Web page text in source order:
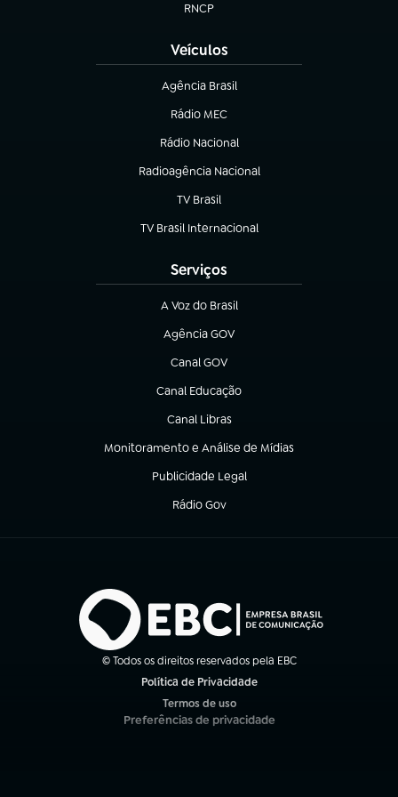
RNCP
(abre em nova aba)
Veículos
Agência Brasil
(abre em nova aba)
Rádio MEC
(abre em nova aba)
Rádio Nacional
Radioagência Nacional
(abre em nova aba)
TV Brasil
(abre em nova aba)
TV Brasil Internacional
(abre em nova aba)
Serviços
A Voz do Brasil
(abre em nova aba)
Agência GOV
(abre em nova aba)
Canal GOV
(abre em nova aba)
Canal Educação
(abre em nova aba)
Canal Libras
(abre em nova aba)
Monitoramento e Análise de Mídias
(abre em nova aba)
Publicidade Legal
(abre em nova aba)
Rádio Gov
(abre em nova aba)
© Todos os direitos reservados pela EBC
Política de Privacidade
Termos de uso
(abre em nova aba)
Preferências de privacidade